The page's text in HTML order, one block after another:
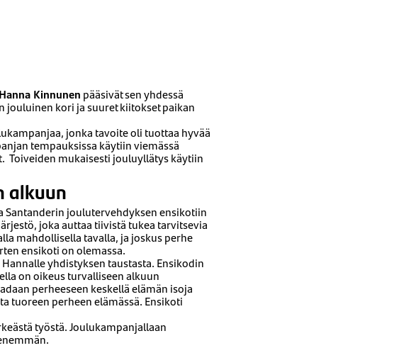
Hanna Kinnunen pääsivät sen yhdessä
jouluinen kori ja suuret kiitokset paikan
jonka tavoite oli tuottaa hyvää
tempauksissa käytiin viemässä
Toiveiden mukaisesti jouluyllätys käytiin
alkuun
Santanderin joulutervehdyksen ensikotiin
joka auttaa tiivistä tukea tarvitsevia
mahdollisella tavalla, ja joskus perhe
ensikoti on olemassa.
yhdistyksen taustasta. Ensikodin
on oikeus turvalliseen alkuun
perheeseen keskellä elämän isoja
tuoreen perheen elämässä. Ensikoti
työstä. Joulukampanjallaan